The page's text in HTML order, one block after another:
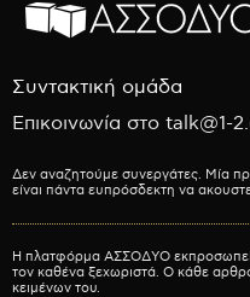
Συντακτική ομάδα
Επικοινωνία στο talk@1-
Δεν αναζητούμε συνεργάτες. Μία
είναι πάντα ευπρόσδεκτη να
Η πλατφόρμα ΑΣΣΟΔΥΟ
τον καθένα ξεχωριστά. Ο κάθε
κειμένων του.